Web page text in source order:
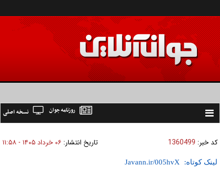
Toggle
نسخه اصلی روزنامه جوان
کد خبر: 1360499 تاریخ انتشار: ۰۶ خرداد ۱۴۰۵ - ۱۱:۵۸
لینک کوتاه: